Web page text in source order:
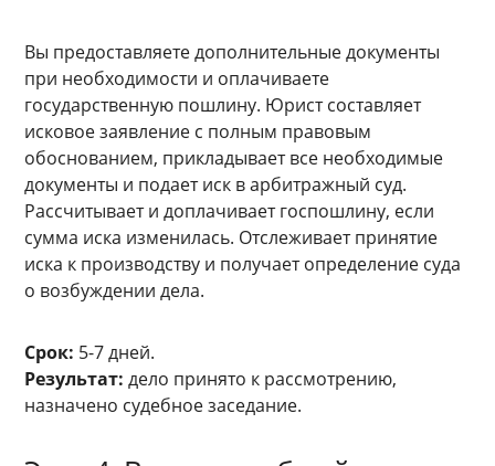
Вы предоставляете дополнительные документы
при необходимости и оплачиваете
государственную пошлину. Юрист составляет
исковое заявление с полным правовым
обоснованием, прикладывает все необходимые
документы и подает иск в арбитражный суд.
Рассчитывает и доплачивает госпошлину, если
сумма иска изменилась. Отслеживает принятие
иска к производству и получает определение суда
о возбуждении дела.
Срок: 5-7 дней.
Результат: дело принято к рассмотрению,
назначено судебное заседание.